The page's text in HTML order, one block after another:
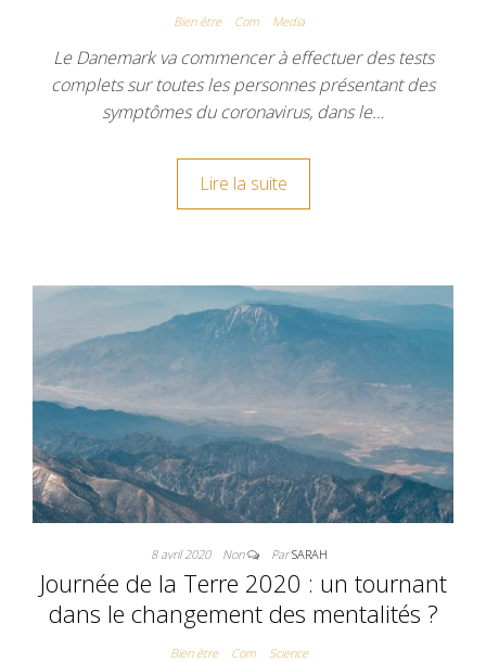
Bien être Com Media
Le Danemark va commencer à effectuer des tests
complets sur toutes les personnes présentant des
symptômes du coronavirus, dans le…
Lire la suite
8 avril 2020 Non ParSARAH
Journée de la Terre 2020 : un tournant
dans le changement des mentalités ?
Bien être Com Science